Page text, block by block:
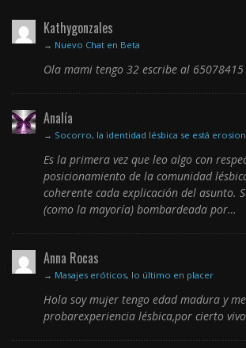
Kathygonzales
→ Nuevo Chat en Beta
Ola mami tengo 32 escribe al 65078415
Analía
→ Socorro, la identidad lésbica se está
Es la primera vez que leo algo con
posicionamiento de la comunidad
coherente cada explicación del asunto.
(como la mayoría) bombardeada por…
Anna Rocas
→ Masajes eróticos, lo último en placer
Hola soy mujer tengo edad madura y
probarexperiencia lésbica,por cierto